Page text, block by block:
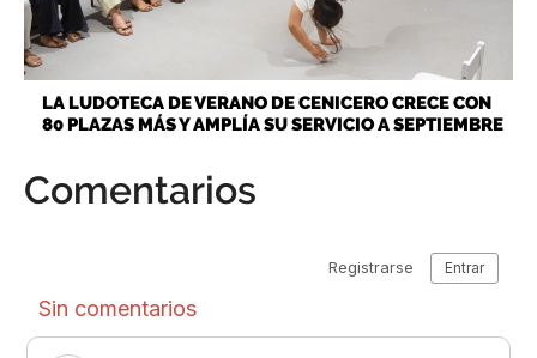
LA LUDOTECA DE VERANO DE CENICERO CRECE CON
80 PLAZAS MÁS Y AMPLÍA SU SERVICIO A SEPTIEMBRE
Comentarios